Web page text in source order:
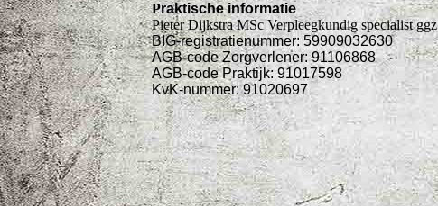
Praktische informatie
Pieter Dijkstra MSc Verpleegkundig specialist ggz
BIG-registratienummer: 59909032630
AGB-code Zorgverlener: 91106868
AGB-code Praktijk: 91017598
KvK-nummer: 91020697